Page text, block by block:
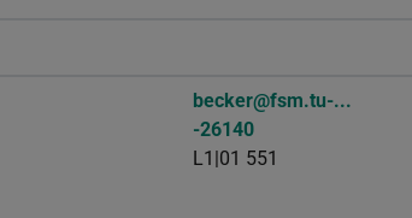
becker@fsm.tu-...
-26140
L1|01 551